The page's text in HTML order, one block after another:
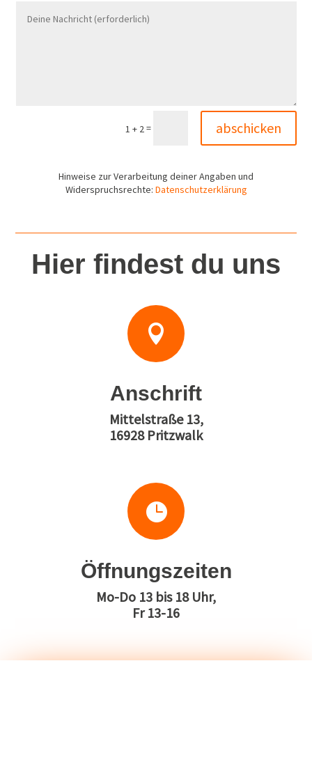
1 + 2= abschicken
Hinweise zur Verarbeitung deiner Angaben und
Widerspruchsrechte: Datenschutzerklärung
Hier findest du uns

Anschrift
Mittelstraße 13,
16928 Pritzwalk

Öffnungszeiten
Mo-Do 13 bis 18 Uhr,
Fr 13-16